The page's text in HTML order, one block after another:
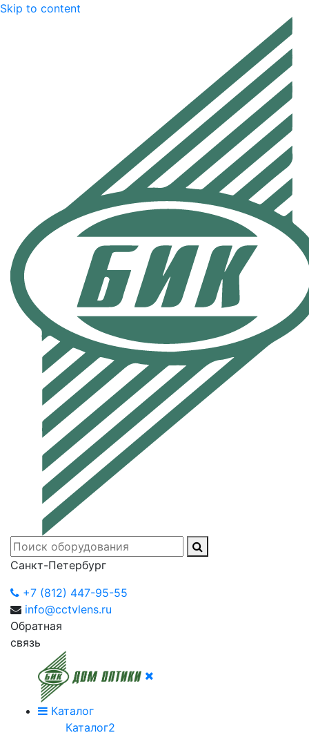
Skip to content
Санкт-Петербург
+7 (812) 447-95-55
info@cctvlens.ru
Обратная
связь
Каталог
Каталог2